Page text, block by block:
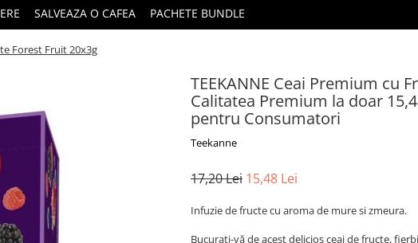
SALVEAZA O CAFEA PACHETE BUNDLE
Forest Fruit 20x3g
TEEKANNE Ceai Premium cu
Calitatea Premium la doar
pentru Consumatori
Teekanne
17,20 Lei 15,48 Lei
Infuzie de fructe cu aroma de mure si zmeura.
Bucurați-vă de acest delicios ceai de fructe,